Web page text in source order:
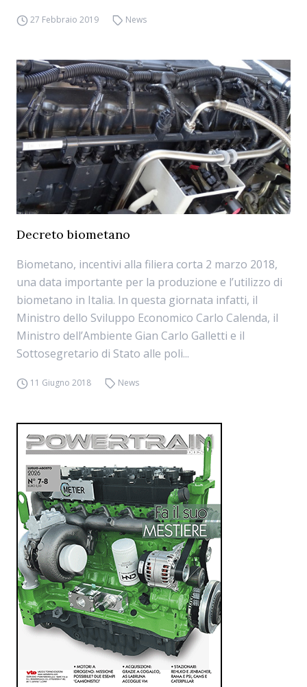
27 Febbraio 2019 News
Decreto biometano
Biometano, incentivi alla filiera corta 2 marzo 2018,
una data importante per la produzione e l’utilizzo di
biometano in Italia. In questa giornata infatti, il
Ministro dello Sviluppo Economico Carlo Calenda, il
Ministro dell’Ambiente Gian Carlo Galletti e il
Sottosegretario di Stato alle poli...
11 Giugno 2018 News